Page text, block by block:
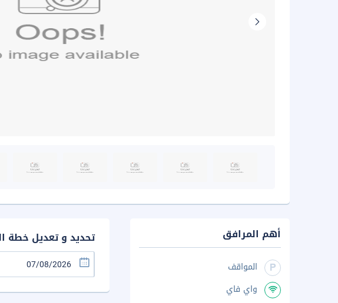
تحديد و تعديل خطة
أهم المرافق
المواقف
واي فاي